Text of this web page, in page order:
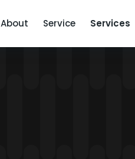
About Service Services